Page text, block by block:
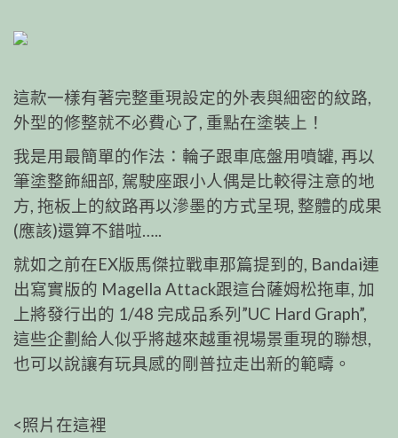
這款一樣有著完整重現設定的外表與細密的紋路,
外型的修整就不必費心了, 重點在塗裝上！
我是用最簡單的作法：輪子跟車底盤用噴罐, 再以
筆塗整飾細部, 駕駛座跟小人偶是比較得注意的地
方, 拖板上的紋路再以滲墨的方式呈現, 整體的成果
(應該)還算不錯啦…..
就如之前在EX版馬傑拉戰車那篇提到的, Bandai連
出寫實版的 Magella Attack跟這台薩姆松拖車, 加
上將發行出的 1/48 完成品系列”UC Hard Graph”,
這些企劃給人似乎將越來越重視場景重現的聯想,
也可以說讓有玩具感的剛普拉走出新的範疇。
<照片在這裡